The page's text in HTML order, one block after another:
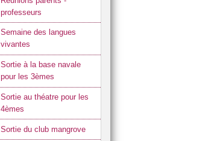
professeurs
Semaine des langues
vivantes
Sortie à la base navale
pour les 3èmes
Sortie au théatre pour les
4èmes
Sortie du club mangrove